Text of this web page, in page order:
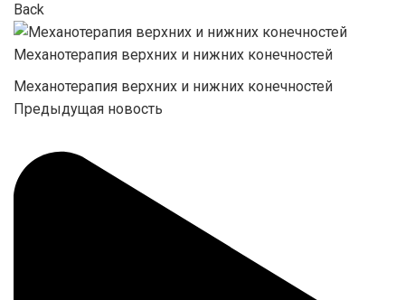
Back
Механотерапия верхних и нижних конечностей
Механотерапия верхних и нижних конечностей
Предыдущая новость